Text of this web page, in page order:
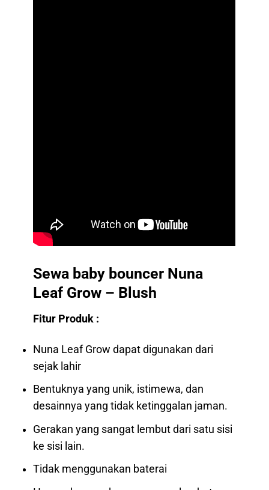
Sewa baby bouncer Nuna
Leaf Grow – Blush
Fitur Produk :
Nuna Leaf Grow dapat digunakan dari
sejak lahir
Bentuknya yang unik, istimewa, dan
desainnya yang tidak ketinggalan jaman.
Gerakan yang sangat lembut dari satu sisi
ke sisi lain.
Tidak menggunakan baterai